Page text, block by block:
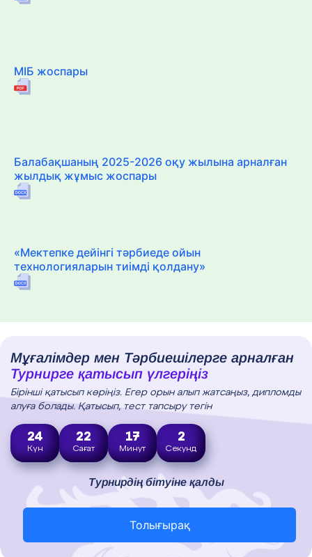
МІБ жоспары
Балабақшаның 2025-2026 оқу жылына арналған
жылдық жұмыс жоспары
«Мектепке дейінгі тәрбиеде ойын
технологияларын тиімді қолдану»
Мұғалімдер мен Тәрбиешілерге арналған
Турнирге қатысып үлгеріңіз
Бірінші қатысып көріңіз. Егер орын алып жатсаңыз, дипломды
алуға болады. Қатысып, тест тапсыру тегін
24
Күн
22
Сағат
17
Минут
1
Секунд
Турнирдің бітуіне қалды
Толығырақ